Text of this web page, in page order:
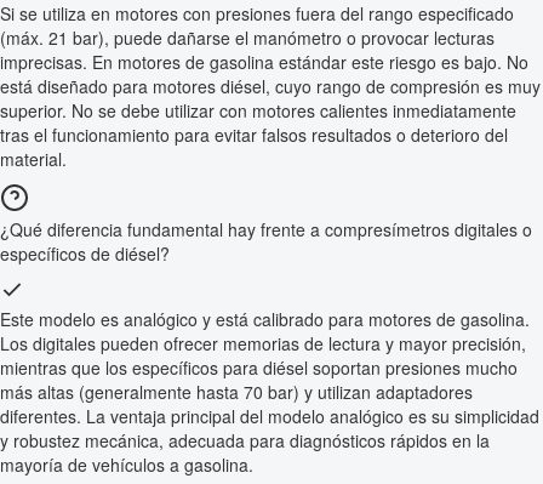
Si se utiliza en motores con presiones fuera del rango especificado
(máx. 21 bar), puede dañarse el manómetro o provocar lecturas
imprecisas. En motores de gasolina estándar este riesgo es bajo. No
está diseñado para motores diésel, cuyo rango de compresión es muy
superior. No se debe utilizar con motores calientes inmediatamente
tras el funcionamiento para evitar falsos resultados o deterioro del
material.
¿Qué diferencia fundamental hay frente a compresímetros digitales o
específicos de diésel?
Este modelo es analógico y está calibrado para motores de gasolina.
Los digitales pueden ofrecer memorias de lectura y mayor precisión,
mientras que los específicos para diésel soportan presiones mucho
más altas (generalmente hasta 70 bar) y utilizan adaptadores
diferentes. La ventaja principal del modelo analógico es su simplicidad
y robustez mecánica, adecuada para diagnósticos rápidos en la
mayoría de vehículos a gasolina.